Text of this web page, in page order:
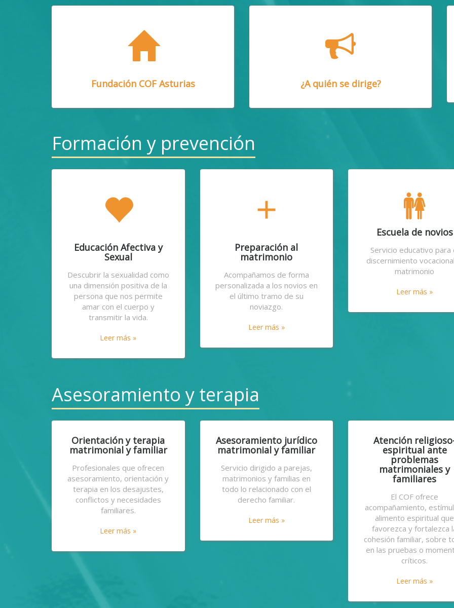
Fundación COF Asturias ¿A quién se dirige?
Formación y prevención
Educación Afectiva y
Sexual
Descubrir la sexualidad como
una dimensión positiva de la
persona que nos permite
amar con el cuerpo y
transmitir la vida.
Leer más »
add
Preparación al
matrimonio
Acompañamos de forma
personalizada a los novios en
el último tramo de su
noviazgo.
Leer más »
Escuela de novios
Servicio educativo para
discernimiento
matrimonio
Leer más »
Asesoramiento y terapia
Orientación y terapia
matrimonial y familiar
Profesionales que ofrecen
asesoramiento, orientación y
terapia en los desajustes,
conflictos y necesidades
familiares.
Leer más »
Asesoramiento jurídico
matrimonial y familiar
Servicio dirigido a parejas,
matrimonios y familias en
todo lo relacionado con el
derecho familiar.
Leer más »
Atención
espiritual ante
problemas
matrimoniales y
familiares
El COF ofrece
acompañamiento,
alimento espiritual que
favorezca y fortalezca
cohesión familiar, sobre
en las pruebas o
críticos.
Leer más »